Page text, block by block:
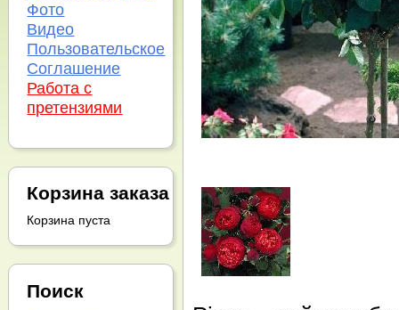
Фото
Видео
Пользовательское
Соглашение
Работа с
претензиями
Корзина заказа
Корзина пуста
Поиск